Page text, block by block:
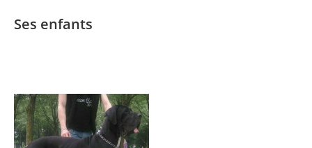
Ses enfants